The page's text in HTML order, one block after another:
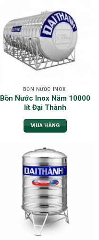
BỒN NƯỚC INOX
Bồn Nước Inox Nằm 10000
lít Đại Thành
MUA HÀNG